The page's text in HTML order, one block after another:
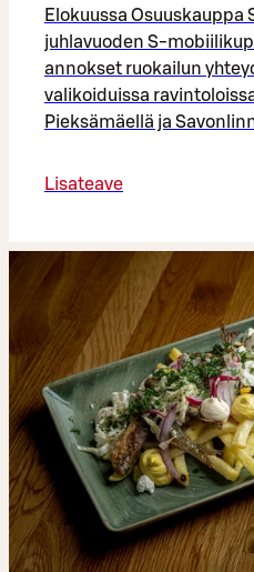
Elokuussa Osuuskauppa
juhlavuoden S-
annokset ruokailun
valikoiduissa
Pieksämäellä ja
Lisateave